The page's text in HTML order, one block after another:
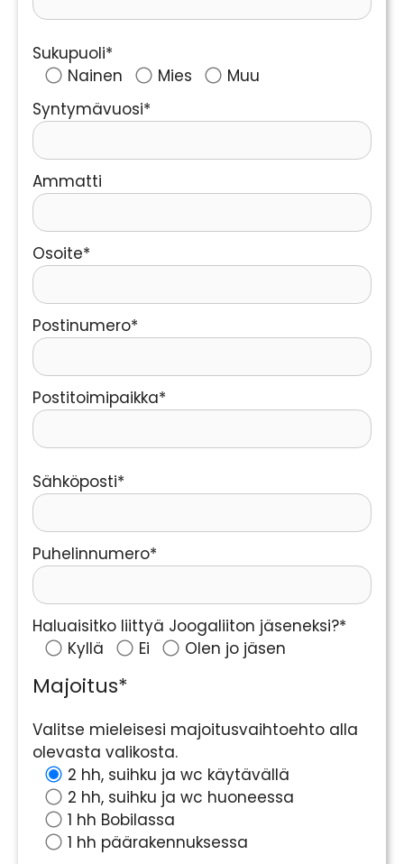
Sukupuoli*
Nainen
Mies
Muu
Syntymävuosi*
Ammatti
Osoite*
Postinumero*
Postitoimipaikka*
Sähköposti*
Puhelinnumero*
Haluaisitko liittyä Joogaliiton jäseneksi?*
Kyllä
Ei Olen jo jäsen
Majoitus*
Valitse mieleisesi majoitusvaihtoehto alla
olevasta valikosta.
2 hh, suihku ja wc käytävällä
2 hh, suihku ja wc huoneessa
1 hh Bobilassa
1 hh päärakennuksessa